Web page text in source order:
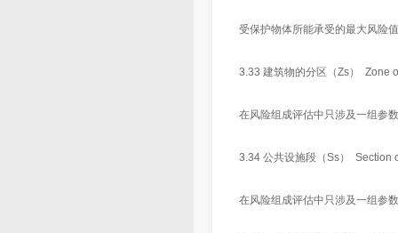
受保护物体所能承受的最大风险
3.33 建筑物的分区（Zs） Zone
在风险组成评估中只涉及一组参
3.34 公共设施段（Ss） Section
在风险组成评估中只涉及一组参